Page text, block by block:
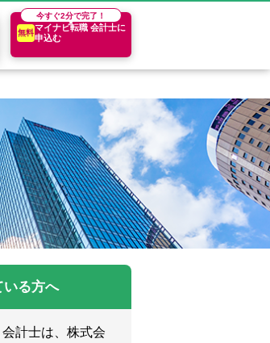
今すぐ2分で完了！
無料
マイナビ転職 会計士に
申込む
年収診断
キャリア診断
ファーム
士法人
求人情報
圏
いる方へ
計士は、株式会